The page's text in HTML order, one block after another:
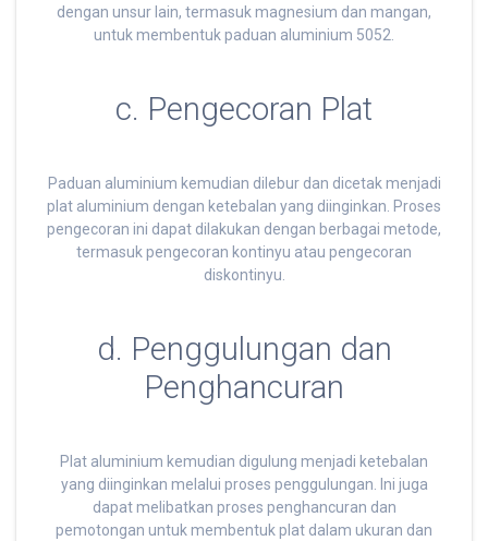
dengan unsur lain, termasuk magnesium dan mangan,
untuk membentuk paduan aluminium 5052.
c. Pengecoran Plat
Paduan aluminium kemudian dilebur dan dicetak menjadi
plat aluminium dengan ketebalan yang diinginkan. Proses
pengecoran ini dapat dilakukan dengan berbagai metode,
termasuk pengecoran kontinyu atau pengecoran
diskontinyu.
d. Penggulungan dan
Penghancuran
Plat aluminium kemudian digulung menjadi ketebalan
yang diinginkan melalui proses penggulungan. Ini juga
dapat melibatkan proses penghancuran dan
pemotongan untuk membentuk plat dalam ukuran dan